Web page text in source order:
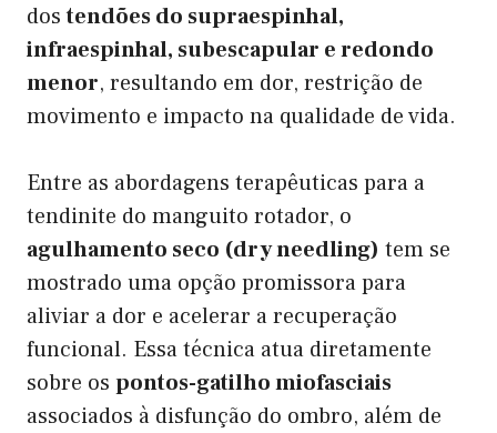
dostendões do supraespinhal,
infraespinhal, subescapular e redondo
menor, resultando em dor, restrição de
movimento e impacto na qualidade de vida.
Entre as abordagens terapêuticas para a
tendinite do manguito rotador, o
agulhamento seco (dry needling) tem se
mostrado uma opção promissora para
aliviar a dor e acelerar a recuperação
funcional. Essa técnica atua diretamente
sobre os pontos-gatilho miofasciais
associados à disfunção do ombro, além de